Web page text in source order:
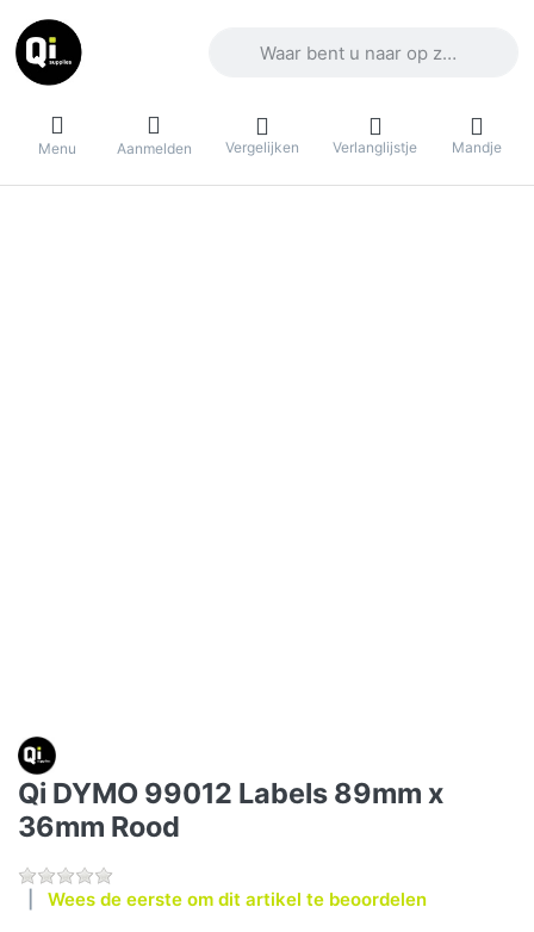
Menu Aanmelden Vergelijken Verlanglijstje Mandje
Qi DYMO 99012 Labels 89mm x
36mm Rood
Wees de eerste om dit artikel te beoordelen